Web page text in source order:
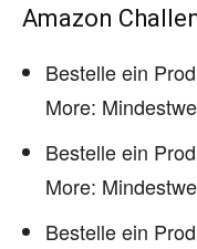
Amazon
Bestelle ein
More:
Bestelle ein
More:
Bestelle ein